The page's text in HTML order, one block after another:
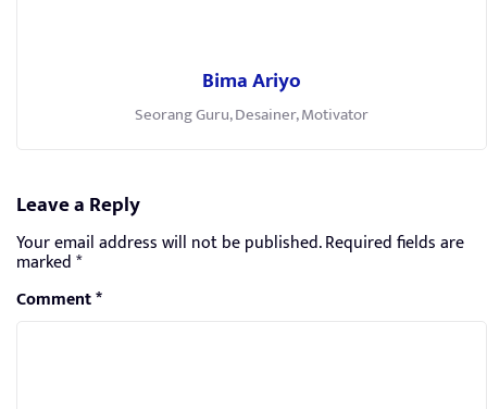
Bima Ariyo
Seorang Guru, Desainer, Motivator
Leave a Reply
Your email address will not be published.Required fields are
marked*
Comment*